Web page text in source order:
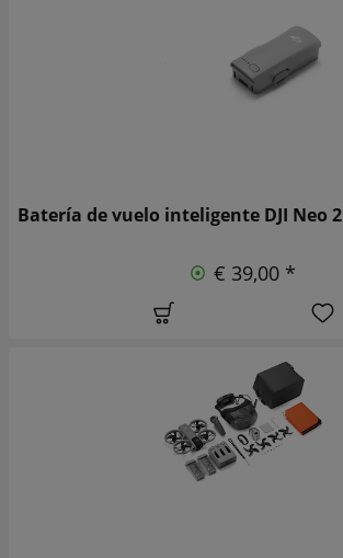
Batería de vuelo inteligente DJI Neo 2
€ 39,00 *